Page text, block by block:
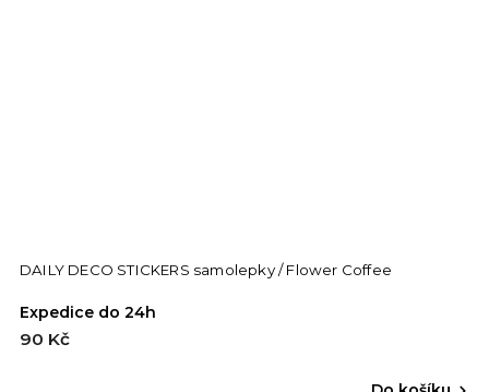
DAILY DECO STICKERS samolepky / Flower Coffee
Expedice do 24h
90 Kč